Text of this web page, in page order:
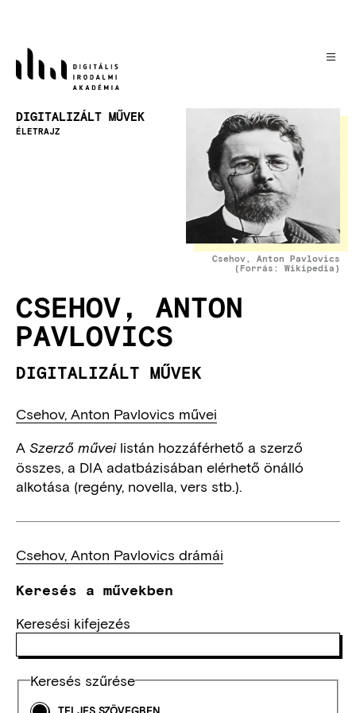
Csehov, Anton Pavlovics
(Forrás: Wikipedia)
DIGITALIZÁLT MŰVEK
ÉLETRAJZ
CSEHOV, ANTON
PAVLOVICS
DIGITALIZÁLT MŰVEK
Csehov, Anton Pavlovics művei
A Szerző műveilistán hozzáférhető a szerző
összes, a DIA adatbázisában elérhető önálló
alkotása (regény, novella, vers stb.).
Csehov, Anton Pavlovics drámái
Keresés a művekben
Keresési kifejezés
Keresés szűrése